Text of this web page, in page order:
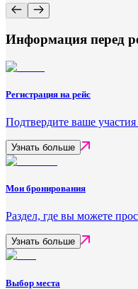
Информация перед
Регистрация на рейс
Подтвердите ваше
Узнать больше
Мои бронирования
Раздел, где вы можете
Узнать больше
Выбор места